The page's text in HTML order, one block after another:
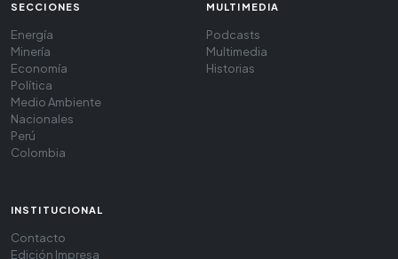
SECCIONES
Energía
Minería
Economía
Política
Medio Ambiente
Nacionales
Perú
Colombia
MULTIMEDIA
Podcasts
Multimedia
Historias
INSTITUCIONAL
Contacto
Edición Impresa